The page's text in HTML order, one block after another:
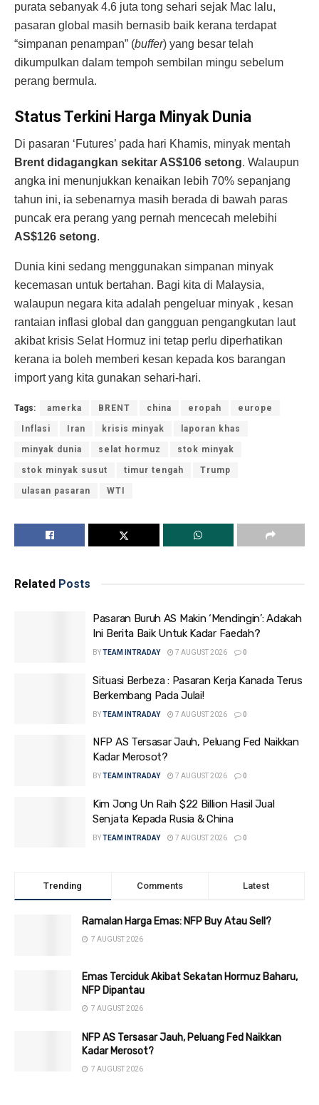
purata sebanyak 4.6 juta tong sehari sejak Mac lalu,
pasaran global masih bernasib baik kerana terdapat
“simpanan penampan” (buffer) yang besar telah
dikumpulkan dalam tempoh sembilan mingu sebelum
perang bermula.
Status Terkini Harga Minyak Dunia
Di pasaran ‘Futures’ pada hari Khamis, minyak mentah
Brent didagangkan sekitar AS$106 setong. Walaupun
angka ini menunjukkan kenaikan lebih 70% sepanjang
tahun ini, ia sebenarnya masih berada di bawah paras
puncak era perang yang pernah mencecah melebihi
AS$126 setong.
Dunia kini sedang menggunakan simpanan minyak
kecemasan untuk bertahan. Bagi kita di Malaysia,
walaupun negara kita adalah pengeluar minyak , kesan
rantaian inflasi global dan gangguan pengangkutan laut
akibat krisis Selat Hormuz ini tetap perlu diperhatikan
kerana ia boleh memberi kesan kepada kos barangan
import yang kita gunakan sehari-hari.
Tags: amerka BRENT china eropah europe
Inflasi Iran krisis minyak laporan khas
minyak dunia selat hormuz stok minyak
stok minyak susut timur tengah Trump
ulasan pasaran WTI
Related Posts
Pasaran Buruh AS Makin ‘Mendingin’: Adakah
Ini Berita Baik Untuk Kadar Faedah?
BY TEAM INTRADAY 7 AUGUST 2026 0
Situasi Berbeza : Pasaran Kerja Kanada Terus
Berkembang Pada Julai!
BYTEAM INTRADAY 7 AUGUST 2026 0
NFP AS Tersasar Jauh, Peluang Fed Naikkan
Kadar Merosot?
BY TEAM INTRADAY 7 AUGUST 2026 0
Kim Jong Un Raih $22 Billion Hasil Jual
Senjata Kepada Rusia & China
BYTEAM INTRADAY 7 AUGUST 2026 0
Trending Comments Latest
Ramalan Harga Emas: NFP Buy Atau Sell?
7 AUGUST 2026
Emas Terciduk Akibat Sekatan Hormuz Baharu,
NFP Dipantau
7 AUGUST 2026
NFP AS Tersasar Jauh, Peluang Fed Naikkan
Kadar Merosot?
7 AUGUST 2026